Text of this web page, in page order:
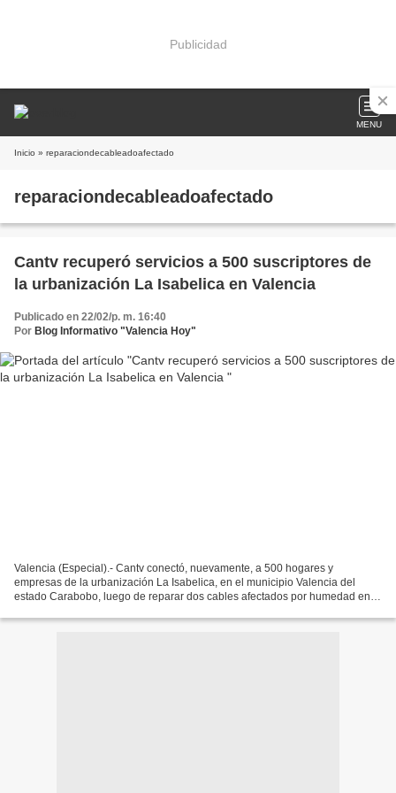
Publicidad
MENU
Inicio » reparaciondecableadoafectado
reparaciondecableadoafectado
Cantv recuperó servicios a 500 suscriptores de
la urbanización La Isabelica en Valencia
Publicado en 22/02/p. m. 16:40
Por Blog Informativo "Valencia Hoy"
Valencia (Especial).- Cantv conectó, nuevamente, a 500 hogares y
empresas de la urbanización La Isabelica, en el municipio Valencia del
estado Carabobo, luego de reparar dos cables afectados por humedad en